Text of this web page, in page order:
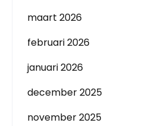
maart 2026
februari 2026
januari 2026
december 2025
november 2025